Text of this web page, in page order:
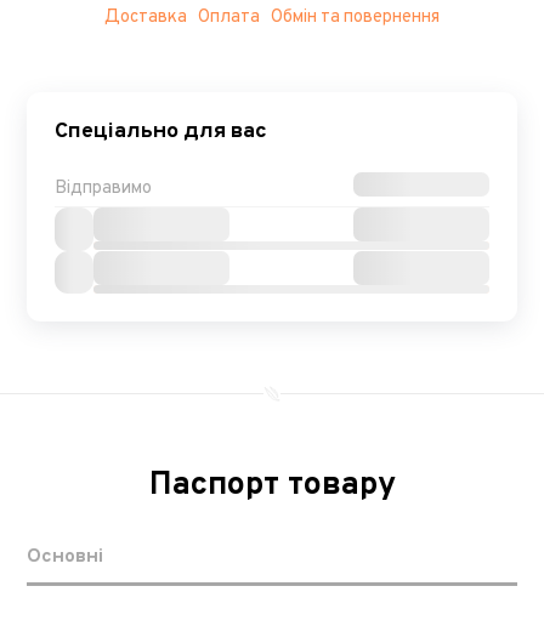
Доставка Оплата Обмін та повернення
Спеціально для вас
Відправимо
Паспорт товару
Основні